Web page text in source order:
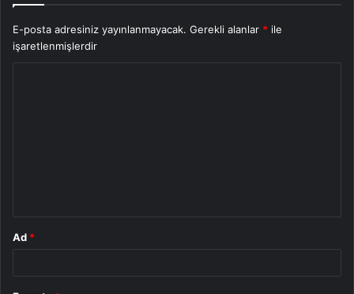
E-posta adresiniz yayınlanmayacak. Gerekli alanlar * ile
işaretlenmişlerdir
Ad *